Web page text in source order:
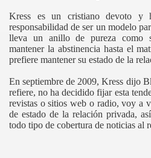
Kress es un cristiano devoto y
responsabilidad de ser un modelo
lleva un anillo de pureza como
mantener la abstinencia hasta el
prefiere mantener su estado de la
En septiembre de 2009, Kress dijo
refiere, no ha decidido fijar esta
revistas o sitios web o radio, voy a
de estado de la relación privada,
todo tipo de cobertura de noticias al